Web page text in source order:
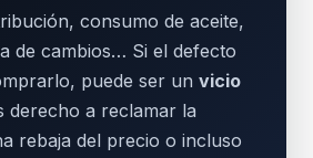
consumo de aceite,
de cambios… Si el defecto
puede ser un vicio
derecho a reclamar la
rebaja del precio o incluso